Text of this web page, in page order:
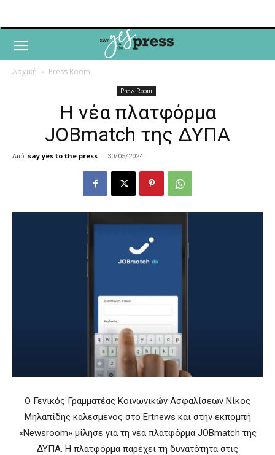
Αρχική Press Room
Press Room
H νέα πλατφόρμα
JOBmatch της ΔΥΠΑ
Από say yes to the press - 30/05/2024
Ο Γενικός Γραμματέας Κοινωνικών Ασφαλίσεων Νίκος
Μηλαπίδης καλεσμένος στο Ertnews και στην εκπομπή
«Newsroom» μίλησε για τη νέα πλατφόρμα JOBmatch της
ΔΥΠΑ. Η πλατφόρμα παρέχει τη δυνατότητα στις